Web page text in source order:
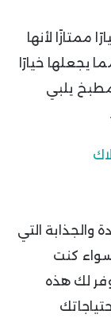
ممتازًا لأنها
يجعلها خيارًا
يلبي
والجذابة التي
كنت
لك هذه